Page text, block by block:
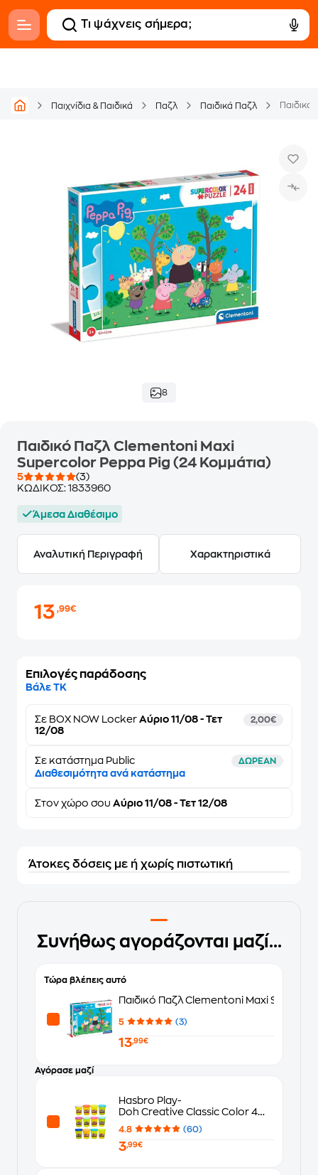
Παιχνίδια & Παιδικά Παζλ Παιδικά Παζλ
8
Παιδικό Παζλ Clementoni Maxi
Supercolor Peppa Pig (24 Κομμάτια)
5
(3)
ΚΩΔΙΚΟΣ: 1833960
Άμεσα Διαθέσιμο
Αναλυτική Περιγραφή Χαρακτηριστικά
13,99€
Επιλογές παράδοσης
Βάλε ΤΚ
Σε BOX NOW Locker Αύριο 11/08 - Τετ
12/08
2,00€
Σε κατάστημα Public ΔΩΡΕΑΝ
Διαθεσιμότητα ανά κατάστημα
Στον χώρο σου Αύριο 11/08 - Τετ 12/08
Άτοκες δόσεις με ή χωρίς πιστωτική
Συνήθως αγοράζονται μαζί...
Τώρα βλέπεις αυτό
Παιδικό Παζλ Clementoni Maxi
5 (3)
13,99€
Αγόρασε μαζί
Hasbro Play-
Doh Creative Classic Color 4
Σχέδια - Τυχαία Επιλογή
4.8 (60)
3,99€